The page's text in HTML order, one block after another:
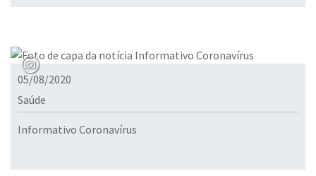
05/08/2020
Saúde
Informativo Coronavírus